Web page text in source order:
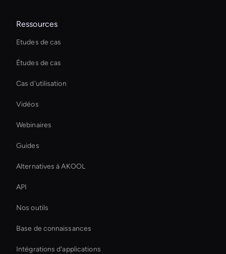
Ressources
Etudes de cas
Études de cas
Cas d'utilisation
Vidéos
Webinaires
Guides
Alternatives à AKOOL
API
Nos outils
Base de connaissances
Intégrations d'applications